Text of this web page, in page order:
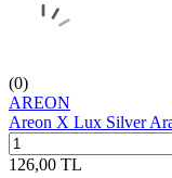
(0)
AREON
Areon X Lux Silver
126,00 TL